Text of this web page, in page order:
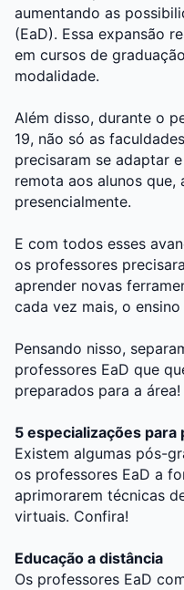
aumentando as
(EaD). Essa expansão
em cursos de
modalidade.
Além disso, durante o
19, não só as
precisaram se adaptar
remota aos alunos que,
presencialmente.
E com todos esses
os professores
aprender novas
cada vez mais, o ensino
Pensando nisso,
professores EaD que
preparados para a área!
5 especializações para
Existem algumas pós-
os professores EaD a
aprimorarem técnicas
virtuais. Confira!
Educação a distância
Os professores EaD